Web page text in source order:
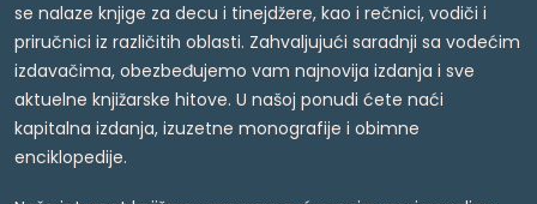
se nalaze knjige za decu i tinejdžere, kao i rečnici, vodiči i
priručnici iz različitih oblasti. Zahvaljujući saradnji sa vodećim
izdavačima, obezbeđujemo vam najnovija izdanja i sve
aktuelne knjižarske hitove. U našoj ponudi ćete naći
kapitalna izdanja, izuzetne monografije i obimne
enciklopedije.